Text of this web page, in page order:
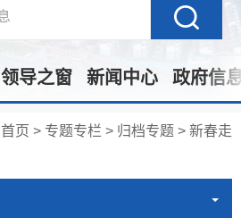
领导之窗 新闻中心 政府信
首页 > 专题专栏 > 归档专题 > 新春走